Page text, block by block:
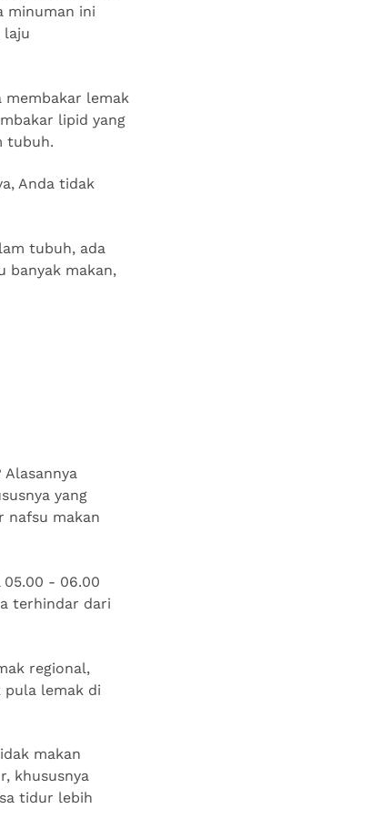
minuman ini
laju
membakar lemak
lipid yang
tubuh.
Anda tidak
tubuh, ada
banyak makan,
yang
nafsu makan
05.00 - 06.00
terhindar dari
regional,
pula lemak di
makan
khususnya
tidur lebih